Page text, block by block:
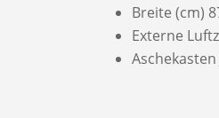
Breite (cm)
Externe
Aschekasten